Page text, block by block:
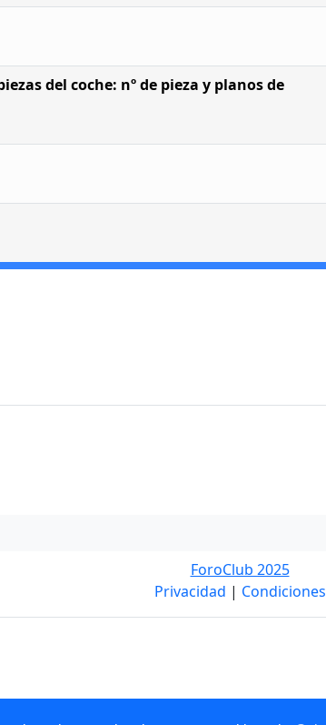
del coche: nº de pieza y planos de
ForoClub 2025
Privacidad | Condiciones